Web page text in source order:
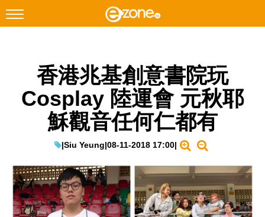
Facebook Instagram
科技焦點
教學評測
EduTech
IT Times
香港兆基創意書院玩
Cosplay 陸運會 元秋耶
穌觀音任何仁都有
|Siu Yeung|08-11-2018 17:00|